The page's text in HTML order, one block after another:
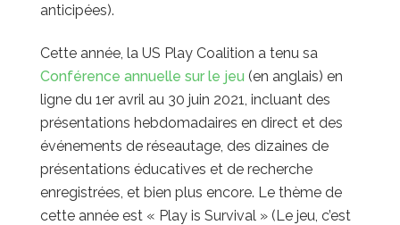
anticipées).
Cette année, la US Play Coalition a tenu sa
Conférence annuelle sur le jeu (en anglais) en
ligne du 1er avril au 30 juin 2021, incluant des
présentations hebdomadaires en direct et des
événements de réseautage, des dizaines de
présentations éducatives et de recherche
enregistrées, et bien plus encore. Le thème de
cette année est « Play is Survival » (Le jeu, c’est